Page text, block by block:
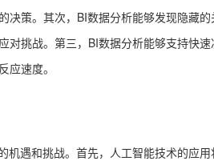
策。其次，BI数据分析能够发现隐藏
挑战。第三，BI数据分析能够支持快
速度。
遇和挑战。首先，人工智能技术的应